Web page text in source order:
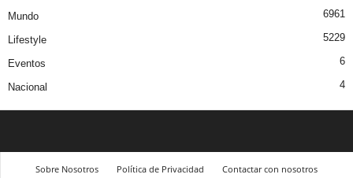
Mundo 6961
Lifestyle 5229
Eventos 6
Nacional 4
Sobre Nosotros Política de Privacidad Contactar con nosotros